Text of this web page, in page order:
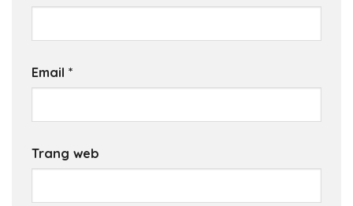
Email *
Trang web